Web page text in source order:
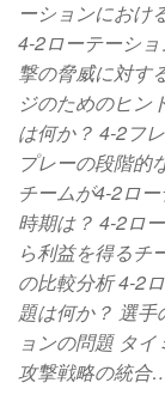
ーションにおけ
4-2ローテーシ
撃の脅威に対す
ジのためのヒン
は何か？ 4-2フ
プレーの段階的
チームが4-2ロ
時期は？ 4-2ロ
ら利益を得るチ
の比較分析 4-2
題は何か？ 選
ョンの問題 タ
攻撃戦略の統合